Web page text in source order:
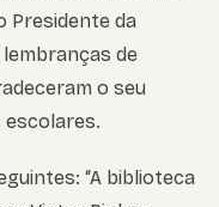
Presidente da
lembranças de
o seu
“A biblioteca